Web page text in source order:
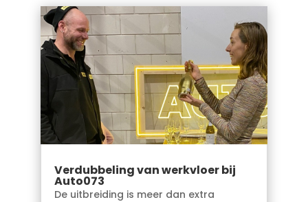
Verdubbeling van werkvloer bij
Auto073
De uitbreiding is meer dan extra